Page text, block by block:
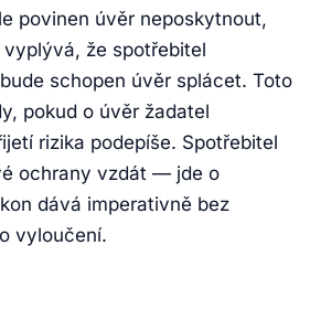
povinen úvěr neposkytnout,
že spotřebitel
schopen úvěr splácet. Toto
pokud o úvěr žadatel
rizika podepíše. Spotřebitel
ochrany vzdát — jde o
dává imperativně bez
vyloučení.